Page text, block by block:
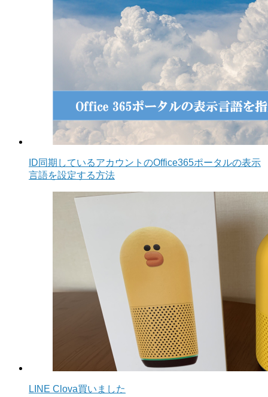
ID同期しているアカウントのOffice365ポータルの表示
言語を設定する方法
LINE Clova買いました